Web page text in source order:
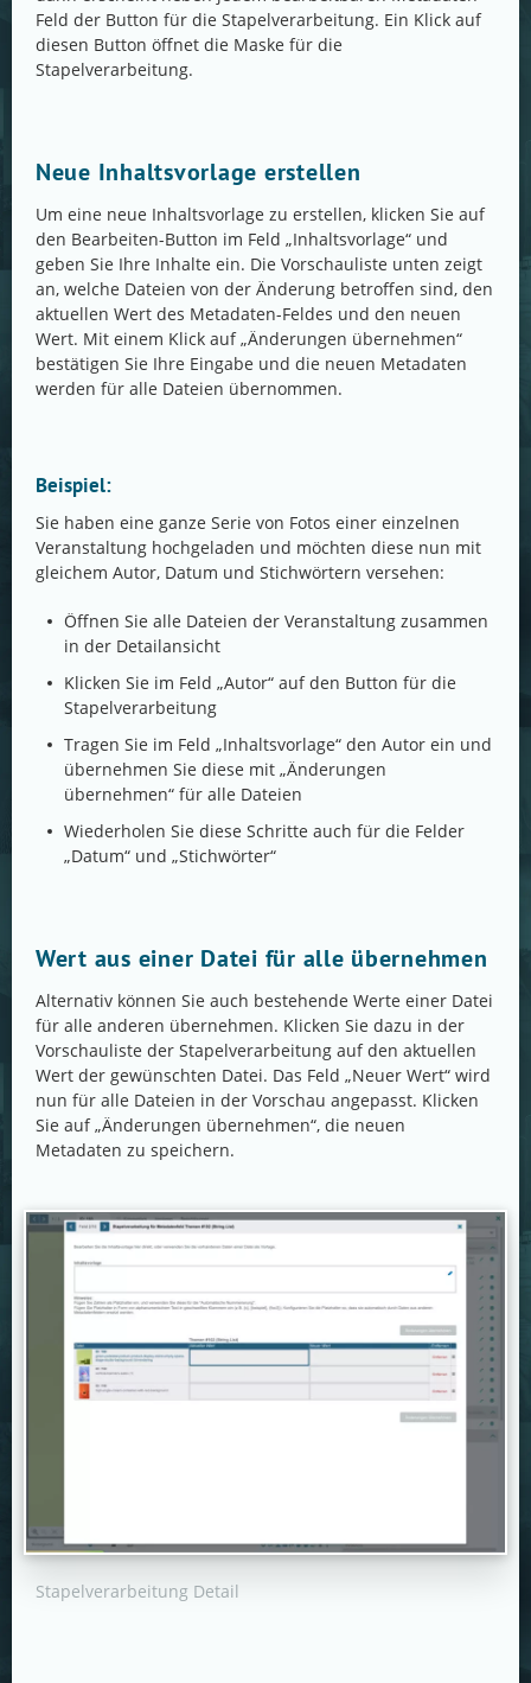
Feld der Button für die Stapelverarbeitung. Ein Klick auf
diesen Button öffnet die Maske für die
Stapelverarbeitung.
Neue Inhaltsvorlage erstellen
Um eine neue Inhaltsvorlage zu erstellen, klicken Sie auf
den Bearbeiten-Button im Feld „Inhaltsvorlage“ und
geben Sie Ihre Inhalte ein. Die Vorschauliste unten zeigt
an, welche Dateien von der Änderung betroffen sind, den
aktuellen Wert des Metadaten-Feldes und den neuen
Wert. Mit einem Klick auf „Änderungen übernehmen“
bestätigen Sie Ihre Eingabe und die neuen Metadaten
werden für alle Dateien übernommen.
Beispiel:
Sie haben eine ganze Serie von Fotos einer einzelnen
Veranstaltung hochgeladen und möchten diese nun mit
gleichem Autor, Datum und Stichwörtern versehen:
Öffnen Sie alle Dateien der Veranstaltung zusammen
in der Detailansicht
Klicken Sie im Feld „Autor“ auf den Button für die
Stapelverarbeitung
Tragen Sie im Feld „Inhaltsvorlage“ den Autor ein und
übernehmen Sie diese mit „Änderungen
übernehmen“ für alle Dateien
Wiederholen Sie diese Schritte auch für die Felder
„Datum“ und „Stichwörter“
Wert aus einer Datei für alle übernehmen
Alternativ können Sie auch bestehende Werte einer Datei
für alle anderen übernehmen. Klicken Sie dazu in der
Vorschauliste der Stapelverarbeitung auf den aktuellen
Wert der gewünschten Datei. Das Feld „Neuer Wert“ wird
nun für alle Dateien in der Vorschau angepasst. Klicken
Sie auf „Änderungen übernehmen“, die neuen
Metadaten zu speichern.
Stapelverarbeitung Detail